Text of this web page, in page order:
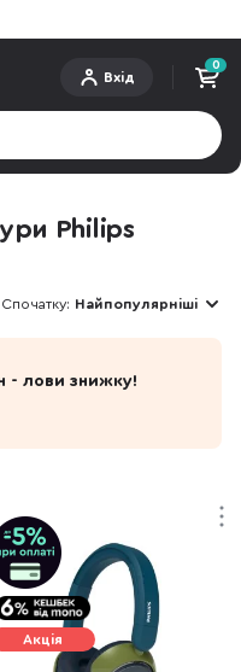
Вхід
0
- лови знижку!
Philips
Спочатку: Найпопулярніші
Акція